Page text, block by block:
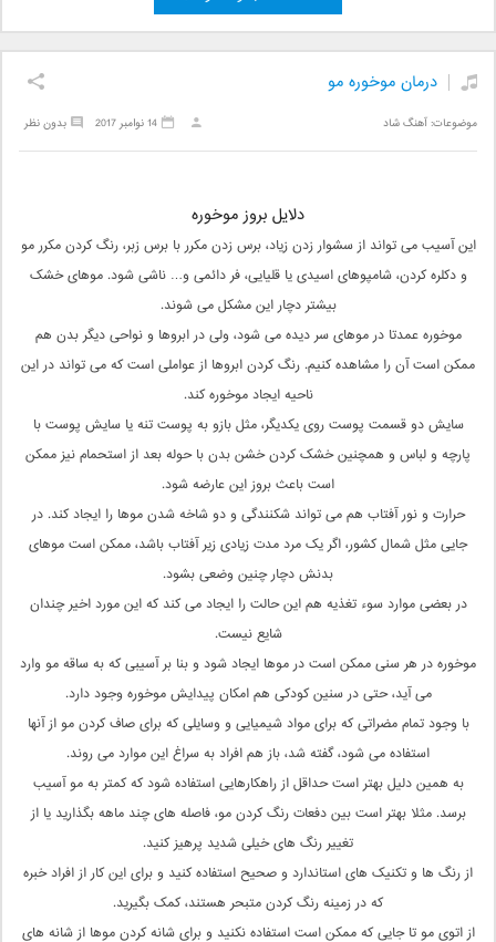
درمان موخوره مو
موضوعات:آهنگ شاد بدون نظر 14 نوامبر 2017
دلایل بروز موخوره
این آسیب می تواند از سشوار زدن زیاد، برس زدن مکرر با برس زبر، رنگ کردن مکرر مو
و دکلره کردن، شامپوهای اسیدی یا قلیایی، فر دائمی و… ناشی شود. موهای خشک
بیشتر دچار این مشکل می شوند.
موخوره عمدتا در موهای سر دیده می شود، ولی در ابروها و نواحی دیگر بدن هم
ممکن است آن را مشاهده کنیم. رنگ کردن ابروها از عواملی است که می تواند در این
ناحیه ایجاد موخوره کند.
سایش دو قسمت پوست روی یکدیگر، مثل بازو به پوست تنه یا سایش پوست با
پارچه و لباس و همچنین خشک کردن خشن بدن با حوله بعد از استحمام نیز ممکن
است باعث بروز این عارضه شود.
حرارت و نور آفتاب هم می تواند شکنندگی و دو شاخه شدن موها را ایجاد کند. در
جایی مثل شمال کشور، اگر یک مرد مدت زیادی زیر آفتاب باشد، ممکن است موهای
بدنش دچار چنین وضعی بشود.
در بعضی موارد سوء تغذیه هم این حالت را ایجاد می کند که این مورد اخیر چندان
شایع نیست.
موخوره در هر سنی ممکن است در موها ایجاد شود و بنا بر آسیبی که به ساقه مو وارد
می آید، حتی در سنین کودکی هم امکان پیدایش موخوره وجود دارد.
با وجود تمام مضراتی که برای مواد شیمیایی و وسایلی که برای صاف کردن مو از آنها
استفاده می شود، گفته شد، باز هم افراد به سراغ این موارد می روند.
به همین دلیل بهتر است حداقل از راهکارهایی استفاده شود که کمتر به مو آسیب
برسد. مثلا بهتر است بین دفعات رنگ کردن مو، فاصله های چند ماهه بگذارید یا از
تغییر رنگ های خیلی شدید پرهیز کنید.
از رنگ ها و تکنیک های استاندارد و صحیح استفاده کنید و برای این کار از افراد خبره
که در زمینه رنگ کردن متبحر هستند، کمک بگیرید.
از اتوی مو تا جایی که ممکن است استفاده نکنید و برای شانه کردن موها از شانه های